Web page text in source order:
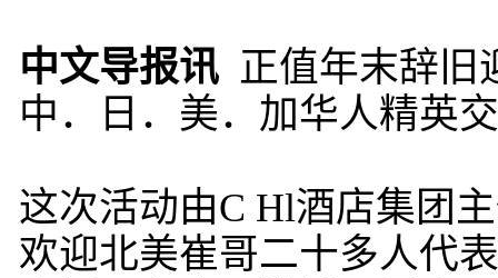
中文导报讯 正值年末辞旧
中．日．美．加华人精英
这次活动由C Hl酒店集团
欢迎北美崔哥二十多人代